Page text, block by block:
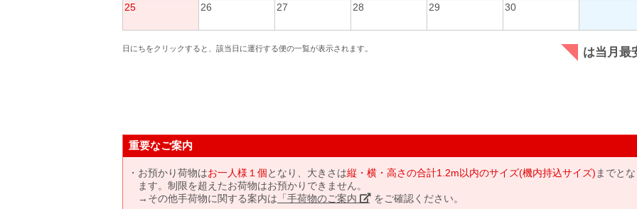
25 26 27 28 29 30
日にちをクリックすると、該当日に運行する便の一覧が表示されます。 は当月最
重要なご案内
お預かり荷物はお一人様１個となり、大きさは縦・横・高さの合計1.2m以内のサイズ(機内持込サイズ) までと
ます。制限を超えたお荷物はお預かりできません。
→その他手荷物に関する案内は 「手荷物のご案内」 をご確認ください。